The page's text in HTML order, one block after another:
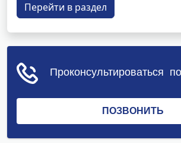
Перейти в раздел